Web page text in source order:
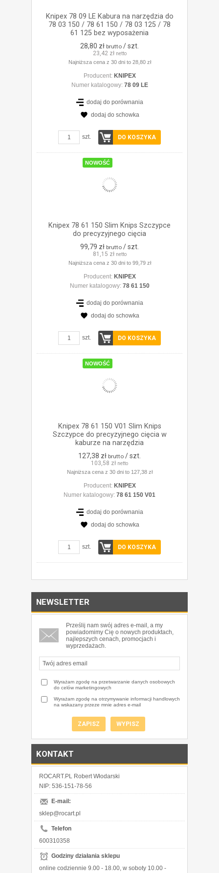
Knipex 78 09 LE Kabura na narzędzia do
78 03 150 / 78 61 150 / 78 03 125 / 78
61 125 bez wyposażenia
28,80 zł brutto / szt.
23,42 zł netto
Najniższa cena z 30 dni to 28,80 zł
Producent: KNIPEX
Numer katalogowy: 78 09 LE
dodaj do porównania
dodaj do schowka
szt. DO KOSZYKA
NOWOŚĆ
Knipex 78 61 150 Slim Knips Szczypce
do precyzyjnego cięcia
99,79 zł brutto / szt.
81,15 zł netto
Najniższa cena z 30 dni to 99,79 zł
Producent: KNIPEX
Numer katalogowy: 78 61 150
dodaj do porównania
dodaj do schowka
szt. DO KOSZYKA
NOWOŚĆ
Knipex 78 61 150 V01 Slim Knips
Szczypce do precyzyjnego cięcia w
kaburze na narzędzia
127,38 zł brutto / szt.
103,58 zł netto
Najniższa cena z 30 dni to 127,38 zł
Producent: KNIPEX
Numer katalogowy: 78 61 150 V01
dodaj do porównania
dodaj do schowka
szt. DO KOSZYKA
NEWSLETTER
Prześlij nam swój adres e-mail, a my
powiadomimy Cię o nowych produktach,
najlepszych cenach, promocjach i
wyprzedażach.
Wyrażam zgodę na przetwarzanie danych osobowych
do celów marketingowych
Wyrażam zgodę na otrzymywanie informacji handlowych
na wskazany przeze mnie adres e-mail
KONTAKT
ROCART.PL Robert Włodarski
NIP: 536-151-78-56
E-mail:
sklep@rocart.pl
Telefon
600310358
Godziny działania sklepu
online codziennie 9.00 - 18.00, w soboty 10.00 -